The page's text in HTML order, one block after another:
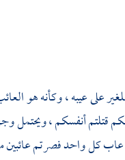
على عيبه ، وكأنه هو
كأنكم قتلتم أنفسكم ،
كل واحد فصرتم